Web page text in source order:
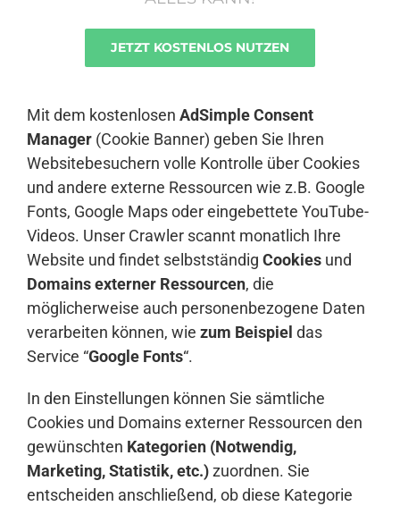
JETZT KOSTENLOS NUTZEN
Mit dem kostenlosen AdSimple Consent
Manager (Cookie Banner) geben Sie Ihren
Websitebesuchern volle Kontrolle über Cookies
und andere externe Ressourcen wie z.B. Google
Fonts, Google Maps oder eingebettete YouTube-
Videos. Unser Crawler scannt monatlich Ihre
Website und findet selbstständig Cookies und
Domains externer Ressourcen, die
möglicherweise auch personenbezogene Daten
verarbeiten können, wie zum Beispiel das
Service “Google Fonts“.
In den Einstellungen können Sie sämtliche
Cookies und Domains externer Ressourcen den
gewünschten Kategorien (Notwendig,
Marketing, Statistik, etc.)zuordnen. Sie
entscheiden anschließend, ob diese Kategorie